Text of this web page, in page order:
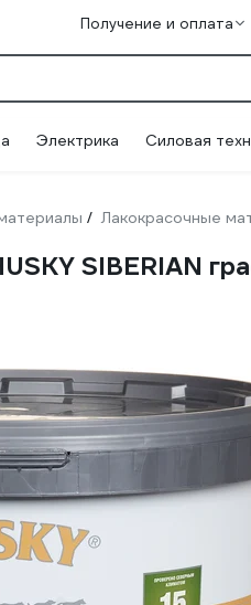
Получение и оплата
Электрика Силовая
/ Лакокрасочные
SIBERIAN